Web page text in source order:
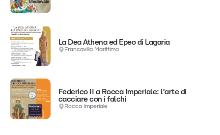
La Dea Athena ed Epeo di Lagaria
Francavilla Marittima
Federico II a Rocca Imperiale: l'arte di
cacciare con i falchi
Rocca Imperiale